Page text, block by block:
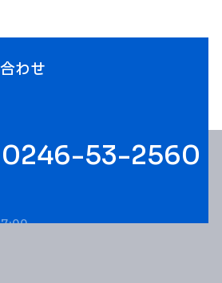
わせ
0246-53-2560